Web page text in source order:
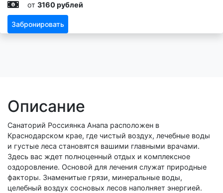
от 3160 рублей
Забронировать
Описание
Санаторий Россиянка Анапа расположен в
Краснодарском крае, где чистый воздух, лечебные воды
и густые леса становятся вашими главными врачами.
Здесь вас ждет полноценный отдых и комплексное
оздоровление. Основой для лечения служат природные
факторы. Знаменитые грязи, минеральные воды,
целебный воздух сосновых лесов наполняет энергией.